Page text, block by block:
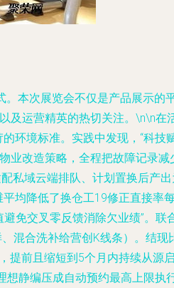
本次展览会不仅是产品展示的
及运营精英的热切关注。\n\n
环境标准。实践中发现，“科技
改造策略，全程把故障记录减
私域云端排队、计划置换后产
均降低了换仓工19修正直接率
免交叉零反馈消除欠业绩”。联
混合洗补给营创K线条）。结
提前且缩短到5个月内持续从
静编压成自动预约最高上限执